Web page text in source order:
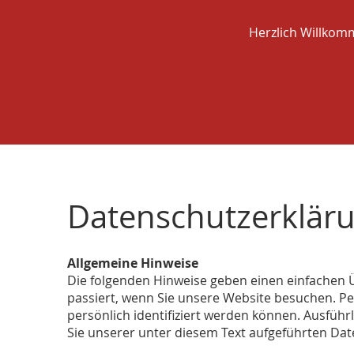
Herzlich
Allgemeine Hinweise
Die folgenden Hinweise geben einen
passiert, wenn Sie unsere Website besuchen.
persönlich identifiziert werden können.
Sie unserer unter diesem Text aufgeführten